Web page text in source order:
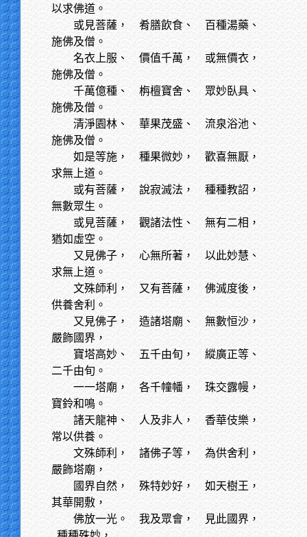
以求佛道。
或見菩薩，
肴膳飲食、 百種湯藥、
施佛及僧。
名衣上服、
價值千萬， 或無價衣，
施佛及僧。
千萬億種、
栴檀寶舍、 眾妙臥具、
施佛及僧。
清淨園林、
華果茂盛、 流泉浴池、
施佛及僧。
如是等施，
種果微妙， 歡喜無厭，
求無上道。
或有菩薩，
說寂滅法， 種種教詔，
無數眾生。
或見菩薩，
觀諸法性、 無有二相，
猶如虛空。
又見佛子，
心無所著， 以此妙慧、
求無上道。
文殊師利，
又有菩薩， 佛滅度後，
供養舍利。
又見佛子，
造諸塔廟、 無數恒沙，
嚴飾國界，
寶塔高妙、
五千由旬， 縱廣正等、
二千由旬。
一一塔廟，
各千幢幡， 珠交露幔，
寶鈴和鳴。
諸天龍神、
人及非人， 香華伎樂，
常以供養。
文殊師利，
諸佛子等， 為供舍利，
嚴飾塔廟，
國界自然，
殊特妙好， 如天樹王，
其華開敷，
佛放一光。
我及眾會， 見此國界，